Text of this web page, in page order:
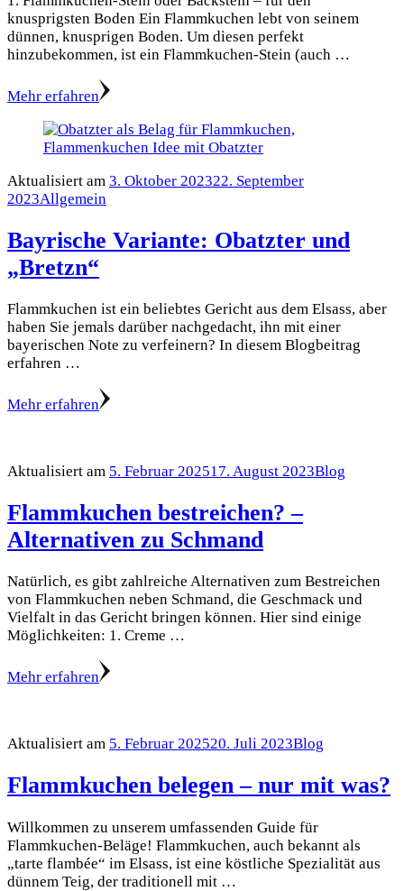
knusprigsten Boden Ein Flammkuchen lebt von seinem
dünnen, knusprigen Boden. Um diesen perfekt
hinzubekommen, ist ein Flammkuchen-Stein (auch …
Mehr erfahren
Aktualisiert am 3. Oktober 202322. September
2023Allgemein
Bayrische Variante: Obatzter und
„Bretzn“
Flammkuchen ist ein beliebtes Gericht aus dem Elsass, aber
haben Sie jemals darüber nachgedacht, ihn mit einer
bayerischen Note zu verfeinern? In diesem Blogbeitrag
erfahren …
Mehr erfahren
Aktualisiert am 5. Februar 202517. August 2023Blog
Flammkuchen bestreichen? –
Alternativen zu Schmand
Natürlich, es gibt zahlreiche Alternativen zum Bestreichen
von Flammkuchen neben Schmand, die Geschmack und
Vielfalt in das Gericht bringen können. Hier sind einige
Möglichkeiten: 1. Creme …
Mehr erfahren
Aktualisiert am 5. Februar 202520. Juli 2023Blog
Flammkuchen belegen – nur mit was?
Willkommen zu unserem umfassenden Guide für
Flammkuchen-Beläge! Flammkuchen, auch bekannt als
„tarte flambée“ im Elsass, ist eine köstliche Spezialität aus
dünnem Teig, der traditionell mit …